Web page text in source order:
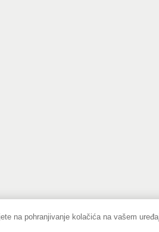
na pohranjivanje kolačića na vašem